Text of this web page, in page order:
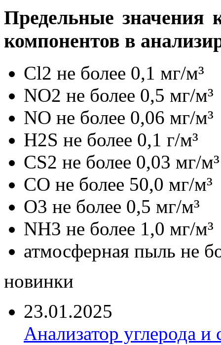
Предельные значения
компонентов в
Cl2 не более 0,1 мг/м³
NO2 не более 0,5 мг/м³
NO не более 0,06 мг/м³
H2S не более 0,1 г/м³
CS2 не более 0,03 мг/м³
CO не более 50,0 мг/м³
O3 не более 0,5 мг/м³
NH3 не более 1,0 мг/м³
атмосферная пыль не
новинки
23.01.2025
Анализатор углерода